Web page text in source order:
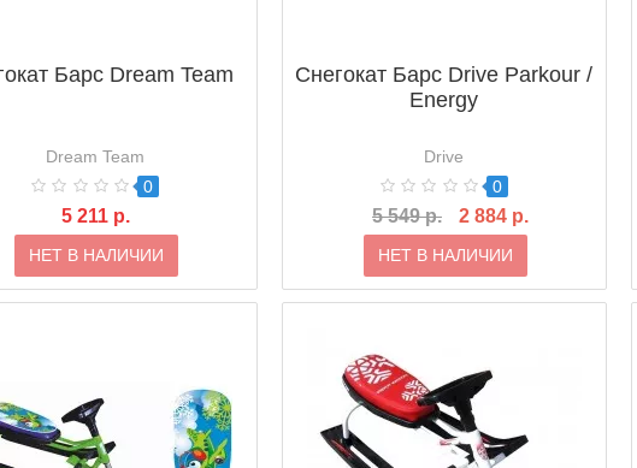
Барс Dream Team
Dream Team
0
5 211 р.
НЕТ В НАЛИЧИИ
Снегокат Барс Drive Parkour /
Energy
Drive
0
5 549 р. 2 884 р.
НЕТ В НАЛИЧИИ